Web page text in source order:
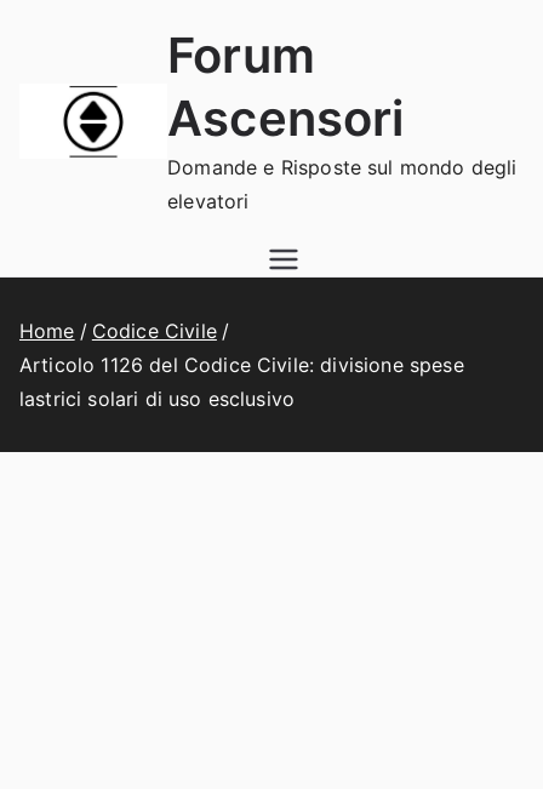
contenuto
Forum
Ascensori
Domande e Risposte sul mondo degli
elevatori
Home
Codice Civile
Articolo 1126 del Codice Civile: divisione spese
lastrici solari di uso esclusivo